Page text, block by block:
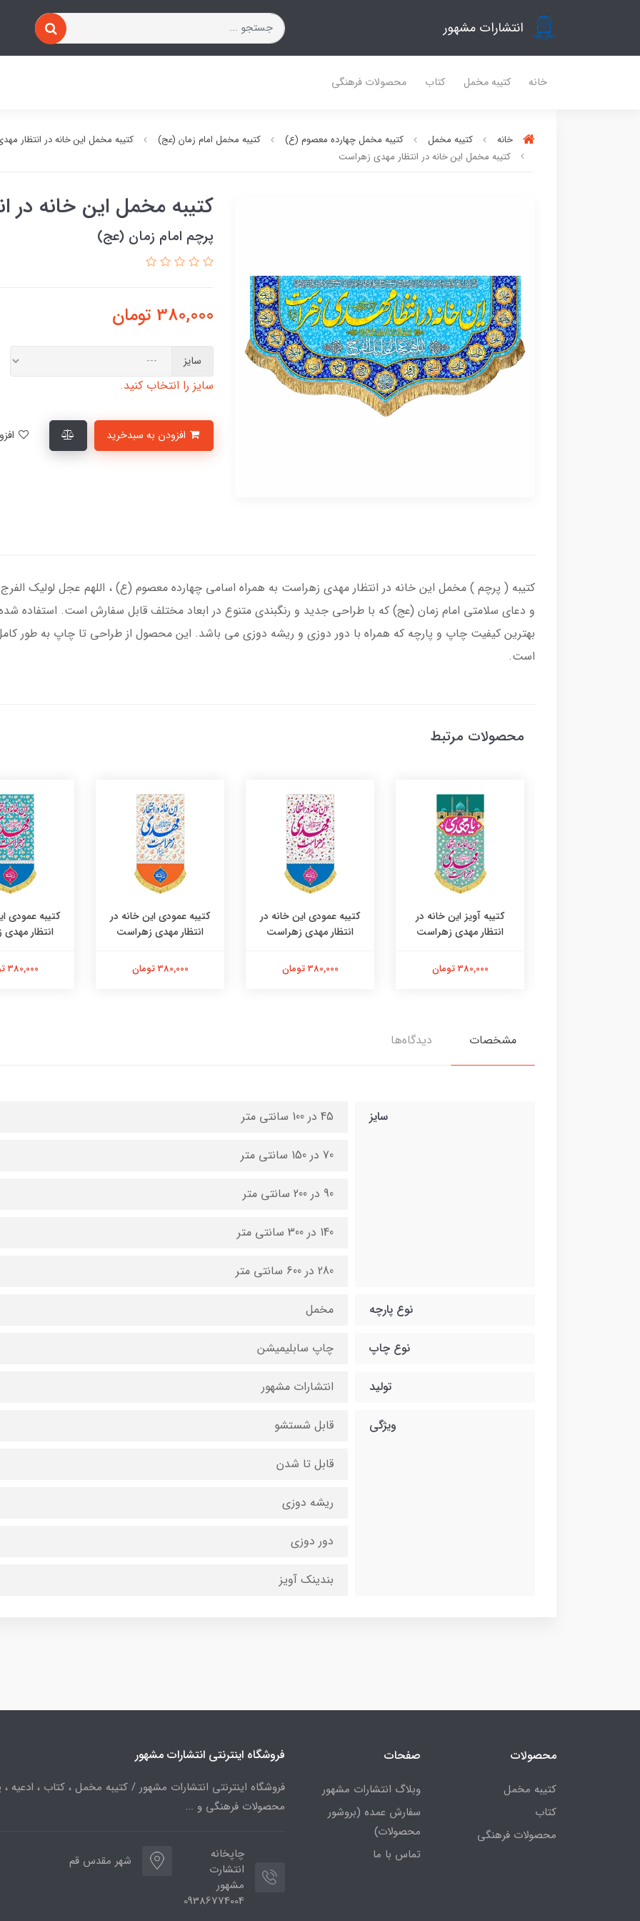
انتشارات مشهور
خانه کتیبه مخمل کتاب محصولات فرهنگی
خانه کتیبه مخمل کتیبه مخمل چهارده معصوم (ع) کتیبه مخمل امام زمان (عج)
کتیبه مخمل این خانه در انتظار
کتیبه مخمل این خانه در انتظار مهدی زهراست
کتیبه مخمل این خانه در
پرچم امام زمان (عج)
380,000 تومان
سایز
سایز را انتخاب کنید.
کتیبه ( پرچم ) مخمل این خانه در انتظار مهدی زهراست به همراه اسامی چهارده معصوم (ع) ، اللهم عجل لولیک
و دعای سلامتی امام زمان (عج) که با طراحی جدید و رنگبندی متنوع در ابعاد مختلف قابل سفارش است. استفاده
بهترین کیفیت چاپ و پارچه که همراه با دور دوزی و ریشه دوزی می باشد. این محصول از طراحی تا چاپ به طور
است.
محصولات مرتبط
کتیبه آویز این خانه در
انتظار مهدی زهراست
380,000 تومان
کتیبه عمودی این خانه در
انتظار مهدی زهراست
380,000 تومان
کتیبه عمودی این خانه در
انتظار مهدی زهراست
380,000 تومان
کتیبه عمودی
انتظار
380,000 تومان
مشخصات دیدگاه‌ها
سایز 45 در 100 سانتی متر
70 در 150 سانتی متر
90 در 200 سانتی متر
140 در 300 سانتی متر
280 در 600 سانتی متر
نوع پارچه مخمل
نوع چاپ چاپ سابلیمیشن
تولید انتشارات مشهور
ویژگی قابل شستشو
قابل تا شدن
ریشه دوزی
دور دوزی
بندینک آویز
محصولات
کتیبه مخمل
کتاب
محصولات فرهنگی
صفحات
وبلاگ انتشارات مشهور
سفارش عمده (بروشور
محصولات)
تماس با ما
فروشگاه اینترنتی انتشارات مشهور
فروشگاه اینترنتی انتشارات مشهور / کتیبه مخمل ، کتاب ، ادعیه ،
محصولات فرهنگی و ...
چاپخانه
انتشارت
مشهور
09386774004
شهر مقدس قم